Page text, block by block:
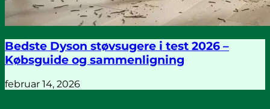
Bedste Dyson støvsugere i test 2026 –
Købsguide og sammenligning
februar 14, 2026